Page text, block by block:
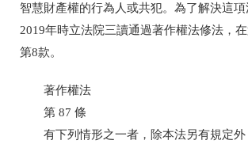
智慧財產權的行為人或共犯。為了解決這
2019年時立法院三讀通過著作權法修法，
第8款。
著作權法
第 87 條
有下列情形之一者，除本法另有規定